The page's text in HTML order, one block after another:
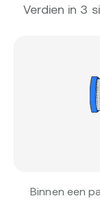
Verdien in 3
Binnen een